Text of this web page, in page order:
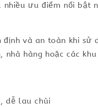
ưu điểm nổi bật
và an toàn khi sử
hàng hoặc các
dễ lau chùi